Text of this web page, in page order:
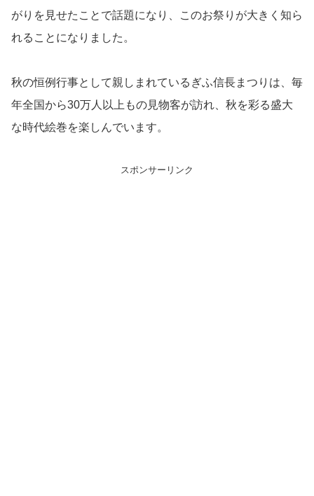
がりを見せたことで話題になり、このお祭りが大きく知ら
れることになりました。
秋の恒例行事として親しまれているぎふ信長まつりは、毎
年全国から30万人以上もの見物客が訪れ、秋を彩る盛大
な時代絵巻を楽しんでいます。
スポンサーリンク